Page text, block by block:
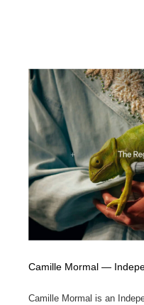
Camille Mormal —
Camille Mormal is an